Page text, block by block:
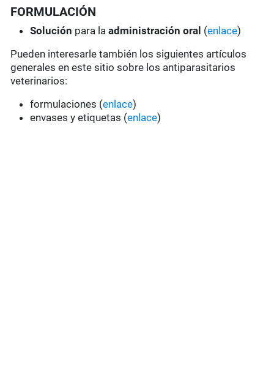
FORMULACIÓN
Solución para la administración oral (enlace)
Pueden interesarle también los siguientes artículos
generales en este sitio sobre los antiparasitarios
veterinarios:
formulaciones (enlace)
envases y etiquetas (enlace)